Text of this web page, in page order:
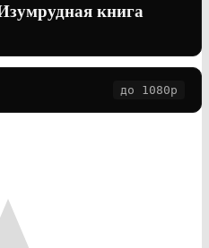
книга
до 1080p